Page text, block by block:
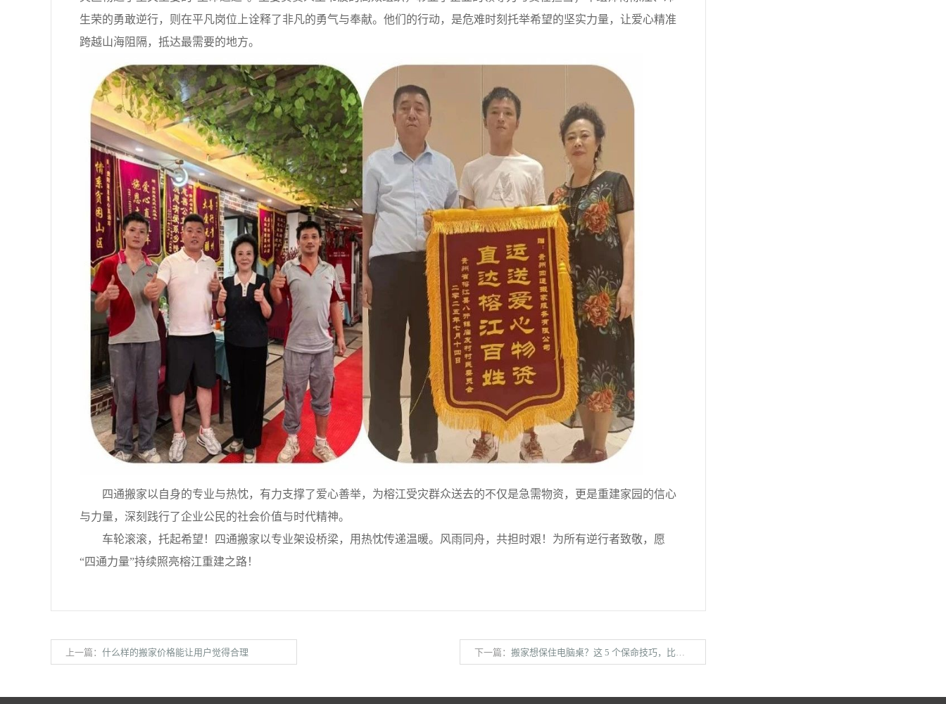
生荣的勇敢逆行，则在平凡岗位上诠释了非凡的勇气与奉献。他们的行动，是危难时刻托举希望的坚实力量，让爱心精准
跨越山海阻隔，抵达最需要的地方。
四通搬家以自身的专业与热忱，有力支撑了爱心善举，为榕江受灾群众送去的不仅是急需物资，更是重建家园的信心
与力量，深刻践行了企业公民的社会价值与时代精神。
车轮滚滚，托起希望！四通搬家以专业架设桥梁，用热忱传递温暖。风雨同舟，共担时艰！为所有逆行者致敬，愿
“四通力量”持续照亮榕江重建之路！
上一篇： 什么样的搬家价格能让用户觉得合理 下一篇： 搬家想保住电脑桌？这 5 个保命技巧，比找搬家公司还关键！